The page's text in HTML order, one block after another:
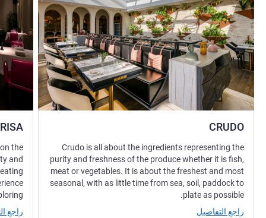
CRUDO
Crudo is all about the ingredients representing the
purity and freshness of the produce whether it is fish,
meat or vegetables. It is about the freshest and most
seasonal, with as little time from sea, soil, paddock to
plate as possible.
راجع التفاصيل
the
and
راجع